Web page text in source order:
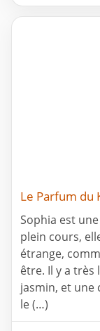
Le Parfum du
Sophia est
plein cours,
étrange,
être. Il y a
jasmin, et
le (…)